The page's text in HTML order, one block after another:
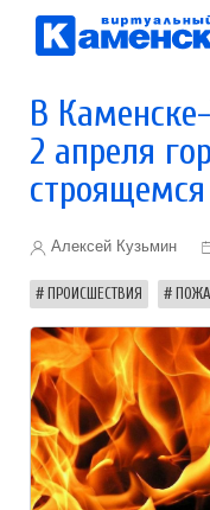
В
2 апреля
Алексей Кузьмин
ПРОИСШЕСТВИЯ